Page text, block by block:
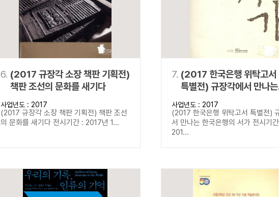
6. (2017 규장각 소장 책판 기획전)
책판 조선의 문화를 새기다
사업년도 : 2017
(2017 규장각 소장 책판 기획전) 책판 조선
의 문화를 새기다 전시기간 : 2017년 1...
7. (2017 한국은행 위탁고서
특별전) 규장각에서 만나는
한국은행의 서가
사업년도 : 2017
(2017 한국은행 위탁고서 특별전)
서 만나는 한국은행의 서가 전시기
201...